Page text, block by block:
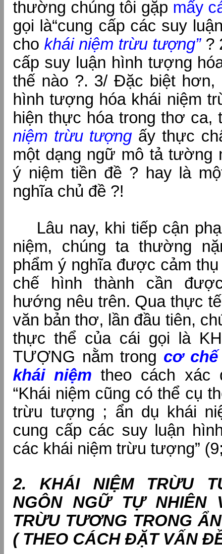
thường chúng tôi gặp mấy
gọi là“cung cấp các suy
cho khái niệm trừu tượng”?
cấp suy luận hình tượng
thế nào ?. 3/ Đặc biệt hơn,
hình tượng hóa khái niệm
hiện thực hóa trong thơ
niệm trừu tượng ấy thực
một dạng ngữ mô tả tường
ý niệm tiền đề ? hay là
nghĩa chủ đề ?!
Lâu nay, khi tiếp cận
niệm, chúng ta thường
phẩm ý nghĩa được cảm
chế hình thành cần
hướng nêu trên. Qua thực
văn bản thơ, lần đầu tiên,
thực thể của cái gọi là
TƯỢNG nằm trong cơ
khái niệm theo cách xác
“Khái niệm cũng có thể cụ
trừu tượng ; ẩn dụ khái
cung cấp các suy luận
các khái niệm trừu tượng”
2. KHÁI NIỆM TRỪU
NGÔN NGỮ TỰ NHIÊN
TRỪU TƯƠNG TRONG
( THEO CÁCH ĐẶT VẤN